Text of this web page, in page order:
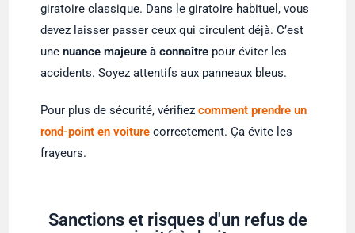
giratoire classique. Dans le giratoire habituel, vous
devez laisser passer ceux qui circulent déjà. C’est
unenuance majeure à connaître pour éviter les
accidents. Soyez attentifs aux panneaux bleus.
Pour plus de sécurité, vérifiezcomment prendre un
rond-point en voiture correctement. Ça évite les
frayeurs.
Sanctions et risques d'un refus de